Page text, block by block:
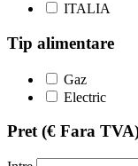
ITALIA
Tip alimentare
Gaz
Electric
Pret(€ Fara